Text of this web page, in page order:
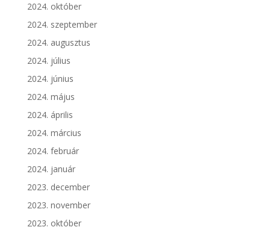
2024. október
2024. szeptember
2024. augusztus
2024. július
2024. június
2024. május
2024. április
2024. március
2024. február
2024. január
2023. december
2023. november
2023. október